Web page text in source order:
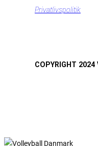
Privatlivspolitik
COPYRIGHT